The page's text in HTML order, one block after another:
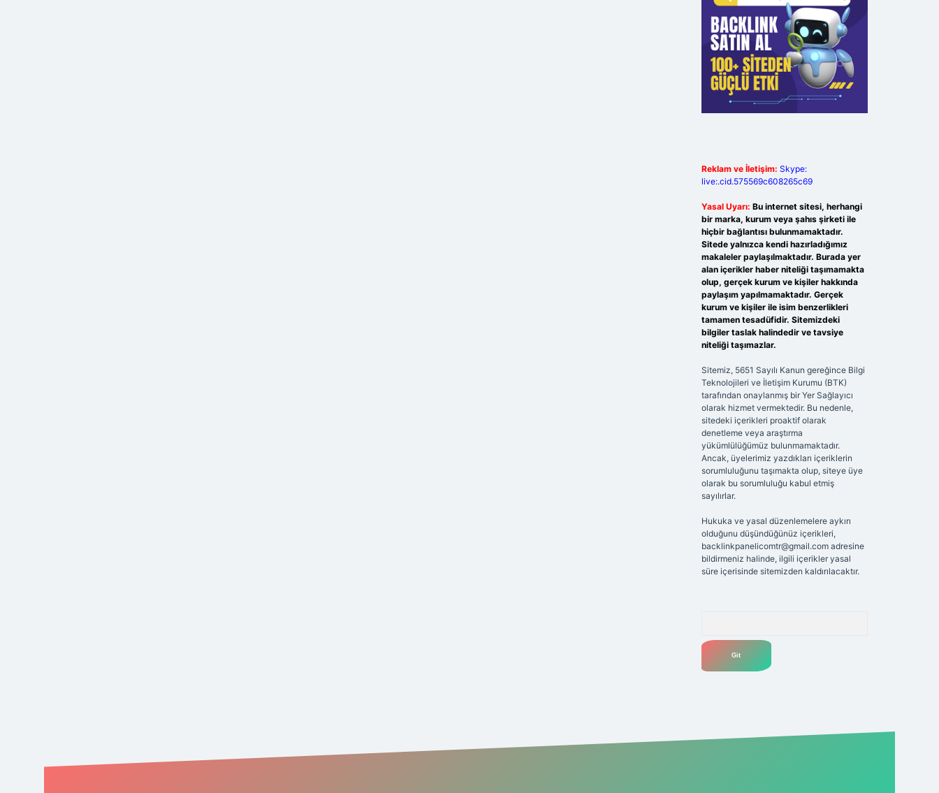
Reklam ve İletişim: Skype:
live:.cid.575569c608265c69
Yasal Uyarı: Bu internet sitesi, herhangi
bir marka, kurum veya şahıs şirketi ile
hiçbir bağlantısı bulunmamaktadır.
Sitede yalnızca kendi hazırladığımız
makaleler paylaşılmaktadır. Burada yer
alan içerikler haber niteliği taşımamakta
olup, gerçek kurum ve kişiler hakkında
paylaşım yapılmamaktadır. Gerçek
kurum ve kişiler ile isim benzerlikleri
tamamen tesadüfidir. Sitemizdeki
bilgiler taslak halindedir ve tavsiye
niteliği taşımazlar.
Sitemiz, 5651 Sayılı Kanun gereğince Bilgi
Teknolojileri ve İletişim Kurumu (BTK)
tarafından onaylanmış bir Yer Sağlayıcı
olarak hizmet vermektedir. Bu nedenle,
sitedeki içerikleri proaktif olarak
denetleme veya araştırma
yükümlülüğümüz bulunmamaktadır.
Ancak, üyelerimiz yazdıkları içeriklerin
sorumluluğunu taşımakta olup, siteye üye
olarak bu sorumluluğu kabul etmiş
sayılırlar.
Hukuka ve yasal düzenlemelere aykırı
olduğunu düşündüğünüz içerikleri,
backlinkpanelicomtr@gmail.comadresine
bildirmeniz halinde, ilgili içerikler yasal
süre içerisinde sitemizden kaldırılacaktır.